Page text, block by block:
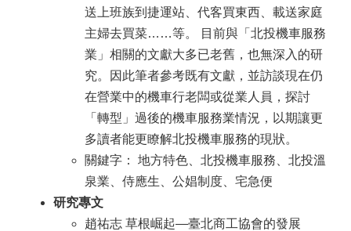
送上班族到捷運站、代客買東西、載送家庭
主婦去買菜……等。 目前與「北投機車服務
業」相關的文獻大多已老舊，也無深入的研
究。因此筆者參考既有文獻，並訪談現在仍
在營業中的機車行老闆或從業人員，探討
「轉型」過後的機車服務業情況，以期讓更
多讀者能更瞭解北投機車服務的現狀。
關鍵字： 地方特色、北投機車服務、北投溫
泉業、侍應生、公娼制度、宅急便
研究專文
趙祐志 草根崛起—臺北商工協會的發展